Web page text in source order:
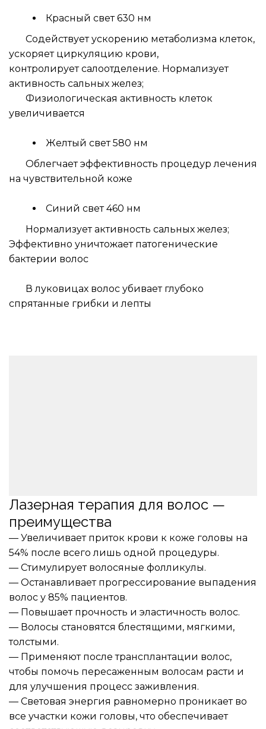
Красный свет 630 нм
Содействует ускорению метаболизма клеток,
ускоряет циркуляцию крови,
контролирует салоотделение. Нормализует
активность сальных желез;
Физиологическая активность клеток
увеличивается
Желтый свет 580 нм
Облегчает эффективность процедур лечения
на чувствительной коже
Синий свет 460 нм
Нормализует активность сальных желез;
Эффективно уничтожает патогенические
бактерии волос
В луковицах волос убивает глубоко
спрятанные грибки и лепты
Лазерная терапия для волос —
преимущества
— Увеличивает приток крови к коже головы на
54% после всего лишь одной процедуры.
— Стимулирует волосяные фолликулы.
— Останавливает прогрессирование выпадения
волос у 85% пациентов.
— Повышает прочность и эластичность волос.
— Волосы становятся блестящими, мягкими,
толстыми.
— Применяют после трансплантации волос,
чтобы помочь пересаженным волосам расти и
для улучшения процесс заживления.
— Световая энергия равномерно проникает во
все участки кожи головы, что обеспечивает